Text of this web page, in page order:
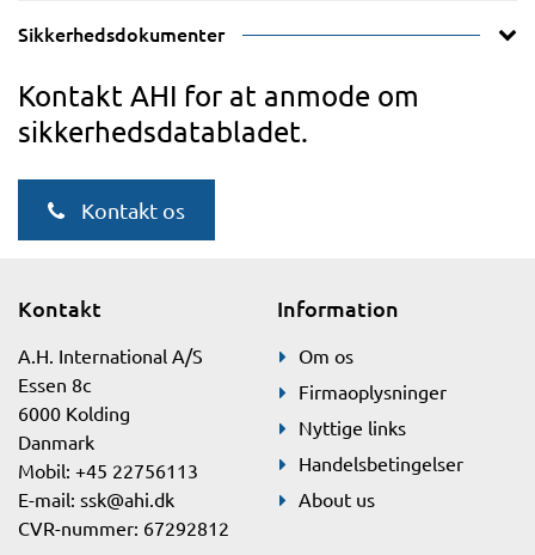
Sikkerhedsdokumenter
Kontakt AHI for at anmode om
sikkerhedsdatabladet.
Kontakt os
Kontakt
A.H. International A/S
Essen 8c
6000 Kolding
Danmark
Mobil: +45 22756113
E-mail: ssk@ahi.dk
CVR-nummer: 67292812
Information
Om os
Firmaoplysninger
Nyttige links
Handelsbetingelser
About us